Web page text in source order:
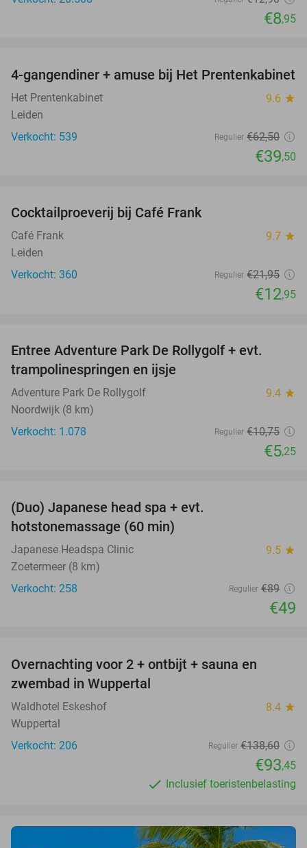
€8,95
37%
4-gangendiner + amuse bij Het Prentenkabinet
Het Prentenkabinet 9.6 star
Leiden
Verkocht: 539
Regulier €62,50
€39,50
Cocktailproeverij bij Café Frank
Café Frank 9.7 star
Leiden
Verkocht: 360
Regulier €21,95
€12,95
Entree Adventure Park De Rollygolf + evt.
trampolinespringen en ijsje
Adventure Park De Rollygolf 9.4 star
Noordwijk (8 km)
Verkocht: 1.078
Regulier €10,75
€5,25
(Duo) Japanese head spa + evt.
hotstonemassage (60 min)
Japanese Headspa Clinic 9.5 star
Zoetermeer (8 km)
Verkocht: 258
Regulier €89
€49
Overnachting voor 2 + ontbijt + sauna en
zwembad in Wuppertal
Waldhotel Eskeshof 8.4 star
Wuppertal
Verkocht: 206
Regulier €138,60
€93,45
Inclusief toeristenbelasting